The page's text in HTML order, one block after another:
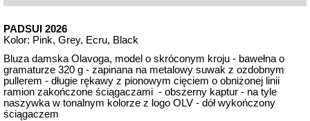
PADSUI 2026
Kolor: Pink, Grey, Ecru, Black
Bluza damska Olavoga, model o skróconym kroju - bawełna o
gramaturze 320 g - zapinana na metalowy suwak z ozdobnym
pullerem - długie rękawy z pionowym cięciem o obniżonej linii
ramion zakończone ściągaczami  - obszerny kaptur - na tyle
naszywka w tonalnym kolorze z logo OLV - dół wykończony
ściągaczem